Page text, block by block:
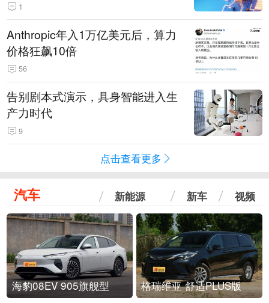
1
Anthropic年入1万亿美元后，算力
价格狂飙10倍
56
告别剧本式演示，具身智能进入生
产力时代
9
点击查看更多
汽车 新能源 新车 视频
海豹08EV 905旗舰型 格瑞维亚 舒适PLUS版